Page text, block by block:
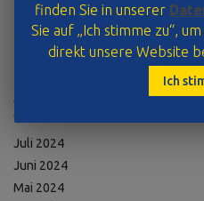
Cristian Stan bei20 Cities to
Cristian StanbeiMost traveled
Juli 2024
Juni 2024
Mai 2024
finden Sie in unserer
Sie auf „Ich stimme zu“,
direkt unsere Website
Ich